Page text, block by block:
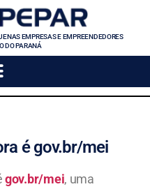
EMPRESAS E EMPREENDEDORES
DO PARANÁ
é gov.br/mei
gov.br/mei, uma